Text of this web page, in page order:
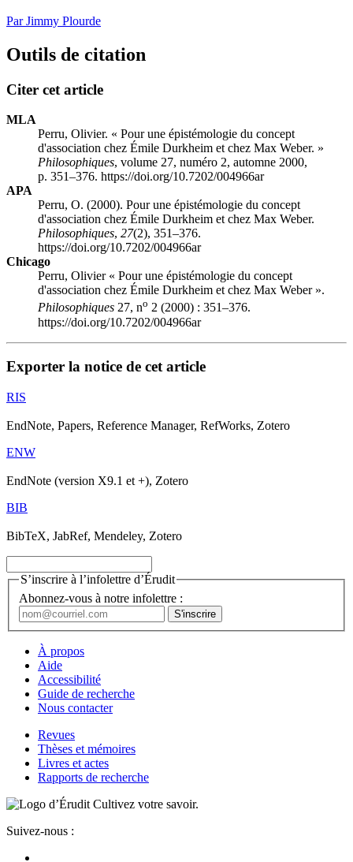
Par Jimmy Plourde
Outils de citation
Citer cet article
MLA
Perru, Olivier. « Pour une épistémologie du concept
d'association chez Émile Durkheim et chez Max Weber. »
Philosophiques, volume 27, numéro 2, automne 2000,
p. 351–376. https://doi.org/10.7202/004966ar
APA
Perru, O. (2000). Pour une épistémologie du concept
d'association chez Émile Durkheim et chez Max Weber.
Philosophiques, 27(2), 351–376.
https://doi.org/10.7202/004966ar
Chicago
Perru, Olivier « Pour une épistémologie du concept
d'association chez Émile Durkheim et chez Max Weber ».
Philosophiques 27, no 2 (2000) : 351–376.
https://doi.org/10.7202/004966ar
Exporter la notice de cet article
RIS
EndNote, Papers, Reference Manager, RefWorks, Zotero
ENW
EndNote (version X9.1 et +), Zotero
BIB
BibTeX, JabRef, Mendeley, Zotero
S’inscrire à l’infolettre d’Érudit
Abonnez-vous à notre infolettre :
À propos
Aide
Accessibilité
Guide de recherche
Nous contacter
Revues
Thèses et mémoires
Livres et actes
Rapports de recherche
Cultivez votre savoir.
Suivez-nous :